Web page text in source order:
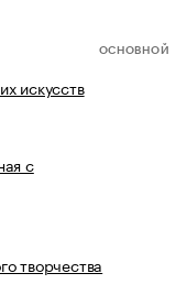
ОСНОВНОЙ
искусств
с
творчества